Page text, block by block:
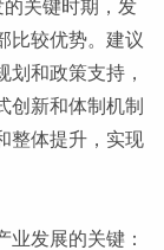
的关键时期，发
比较优势。建议
和政策支持，
创新和体制机制
整体提升，实现
业发展的关键：